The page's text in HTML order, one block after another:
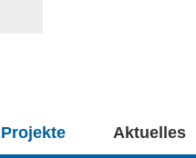
Projekte Aktuelles